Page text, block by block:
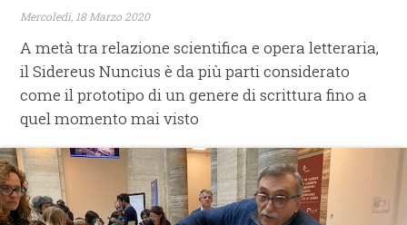
Mercoledì, 18 Marzo 2020
A metà tra relazione scientifica e opera letteraria,
il Sidereus Nuncius è da più parti considerato
come il prototipo di un genere di scrittura fino a
quel momento mai visto